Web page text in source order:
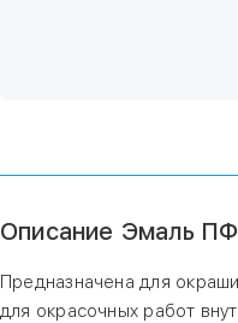
Описание Эмаль
Предназначена для
для окрасочных работ